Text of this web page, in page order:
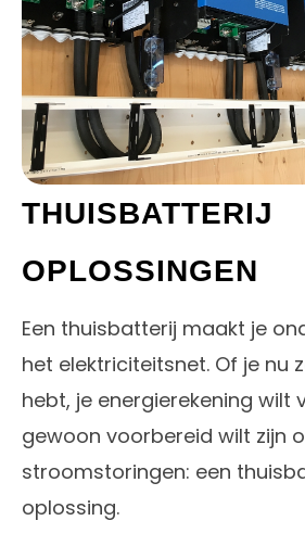
THUISBATTERIJ
OPLOSSINGEN
Een thuisbatterij maakt je
het elektriciteitsnet. Of je nu
hebt, je energierekening wilt
gewoon voorbereid wilt zijn
stroomstoringen: een
oplossing.